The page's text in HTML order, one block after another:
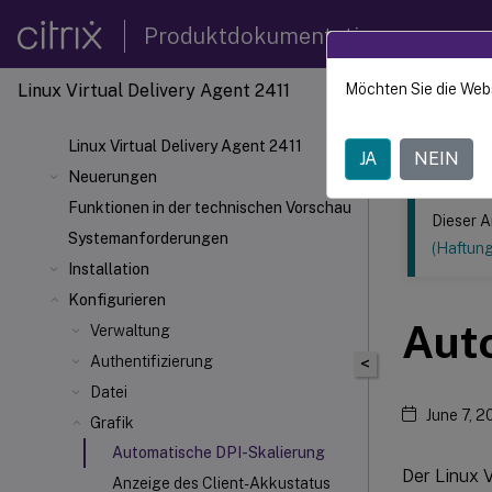
Produktdokumentation
Linux Virtual Delivery Agent 2411
Linux Virtual Delivery Agent 2411
Neuerungen
Funktionen in der technischen Vorschau
Systemanforderungen
Installation
Konfigurieren
Verwaltung
Authentifizierung
Datei
Grafik
Automatische DPI-Skalierung
Anzeige des Client-Akkustatus
Dieser Inhalt
Linux
<
Dieser
June 7,
Der Linux
Möchten Sie die
JA NEIN